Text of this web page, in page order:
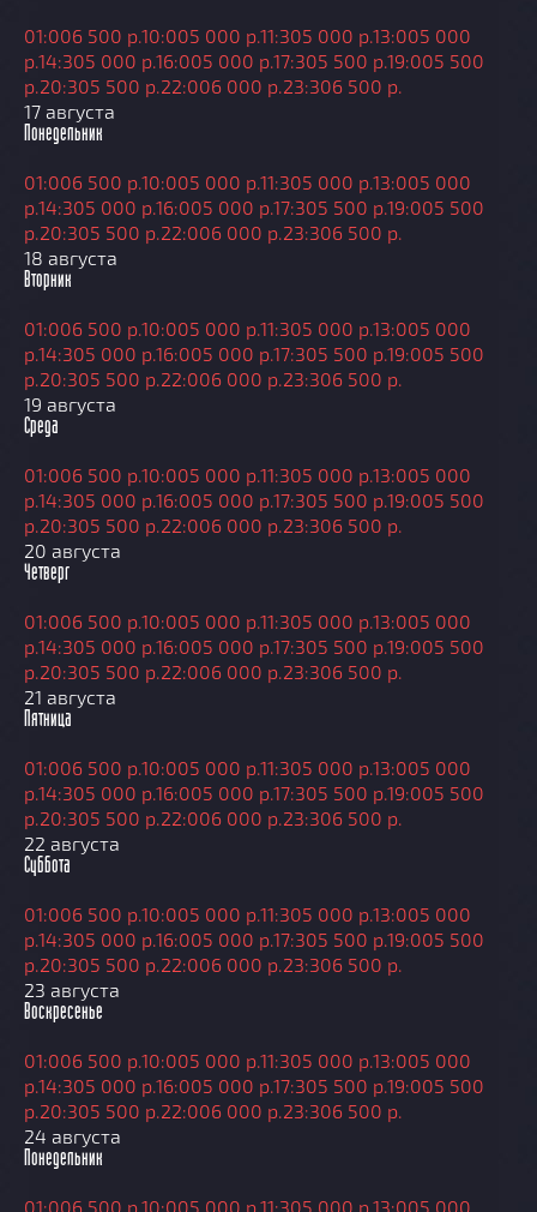
01:006 500 р.10:005 000 р.11:305 000 р.13:005 000
р.14:305 000 р.16:005 000 р.17:305 500 р.19:005 500
р.20:305 500 р.22:006 000 р.23:306 500 р.
17 августа
Понедельник
01:006 500 р.10:005 000 р.11:305 000 р.13:005 000
р.14:305 000 р.16:005 000 р.17:305 500 р.19:005 500
р.20:305 500 р.22:006 000 р.23:306 500 р.
18 августа
Вторник
01:006 500 р.10:005 000 р.11:305 000 р.13:005 000
р.14:305 000 р.16:005 000 р.17:305 500 р.19:005 500
р.20:305 500 р.22:006 000 р.23:306 500 р.
19 августа
Среда
01:006 500 р.10:005 000 р.11:305 000 р.13:005 000
р.14:305 000 р.16:005 000 р.17:305 500 р.19:005 500
р.20:305 500 р.22:006 000 р.23:306 500 р.
20 августа
Четверг
01:006 500 р.10:005 000 р.11:305 000 р.13:005 000
р.14:305 000 р.16:005 000 р.17:305 500 р.19:005 500
р.20:305 500 р.22:006 000 р.23:306 500 р.
21 августа
Пятница
01:006 500 р.10:005 000 р.11:305 000 р.13:005 000
р.14:305 000 р.16:005 000 р.17:305 500 р.19:005 500
р.20:305 500 р.22:006 000 р.23:306 500 р.
22 августа
Суббота
01:006 500 р.10:005 000 р.11:305 000 р.13:005 000
р.14:305 000 р.16:005 000 р.17:305 500 р.19:005 500
р.20:305 500 р.22:006 000 р.23:306 500 р.
23 августа
Воскресенье
01:006 500 р.10:005 000 р.11:305 000 р.13:005 000
р.14:305 000 р.16:005 000 р.17:305 500 р.19:005 500
р.20:305 500 р.22:006 000 р.23:306 500 р.
24 августа
Понедельник
01:006 500 р.10:005 000 р.11:305 000 р.13:005 000